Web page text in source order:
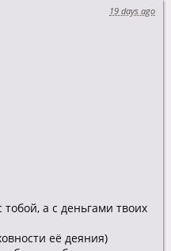
19 days ago
а с деньгами твоих
её деяния)